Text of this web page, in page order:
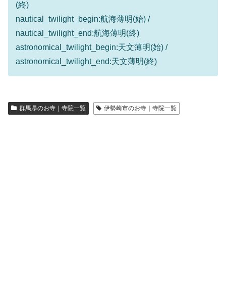
(終)
nautical_twilight_begin:航海薄明(始) /
nautical_twilight_end:航海薄明(終)
astronomical_twilight_begin:天文薄明(始) /
astronomical_twilight_end:天文薄明(終)
群馬県のお寺｜寺院一覧 伊勢崎市のお寺｜寺院一覧